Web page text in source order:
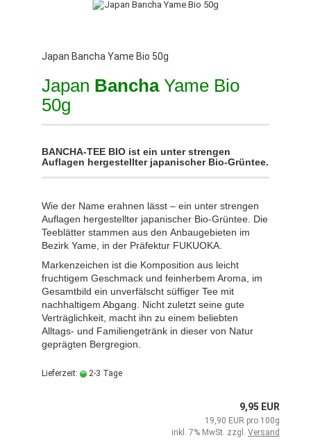
Japan Bancha Yame Bio 50g
Japan BanchaYame Bio
50g
BANCHA-TEE BIO ist ein unter strengen
Auflagen hergestellter japanischer Bio-Grüntee.
Wie der Name erahnen lässt – ein unter strengen
Auflagen hergestellter japanischer Bio-Grüntee. Die
Teeblätter stammen aus den Anbaugebieten im
Bezirk Yame, in der Präfektur FUKUOKA.
Markenzeichen ist die Komposition aus leicht
fruchtigem Geschmack und feinherbem Aroma, im
Gesamtbild ein unverfälscht süffiger Tee mit
nachhaltigem Abgang. Nicht zuletzt seine gute
Verträglichkeit, macht ihn zu einem beliebten
Alltags- und Familiengetränk in dieser von Natur
geprägten Bergregion.
Lieferzeit: 2-3 Tage
9,95 EUR
19,90 EUR pro 100g
inkl. 7% MwSt. zzgl. Versand